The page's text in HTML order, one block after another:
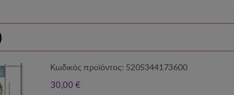
Κωδικός προϊόντος: 5205344173600
30,00 €